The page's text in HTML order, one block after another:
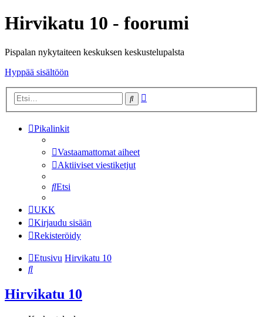
Hirvikatu 10 - foorumi
Pispalan nykytaiteen keskuksen keskustelupalsta
Hyppää sisältöön
Etsi
Pikalinkit
Vastaamattomat aiheet
Aktiiviset viestiketjut
Etsi
UKK
Kirjaudu sisään
Rekisteröidy
Etusivu Hirvikatu 10
Etsi
Hirvikatu 10